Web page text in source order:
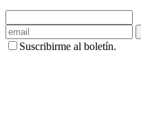
Suscribirme al boletín.